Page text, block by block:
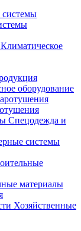
Климатическое
оборудование
Спецодежда и
системы
материалы
Хозяйственные